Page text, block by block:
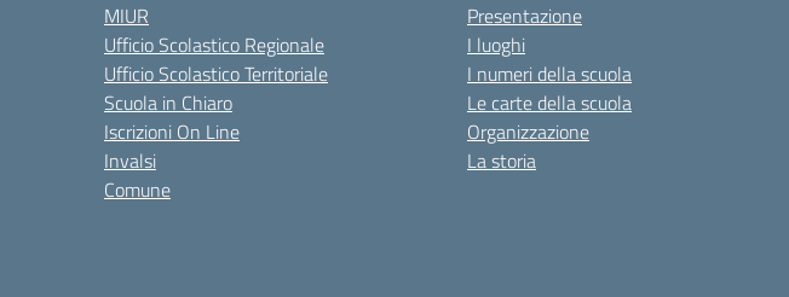
MIUR
Ufficio Scolastico Regionale
Ufficio Scolastico Territoriale
Scuola in Chiaro
Iscrizioni On Line
Invalsi
Comune
Presentazione
I luoghi
I numeri della scuola
Le carte della scuola
Organizzazione
La storia